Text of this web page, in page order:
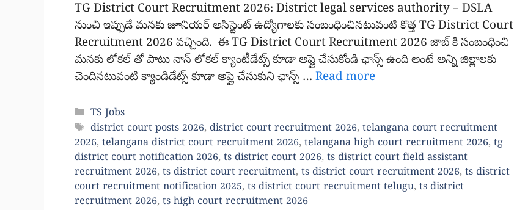
TG District Court Recruitment 2026: District legal services authority – DSLA
నుంచి ఇప్పుడే మనకు జూనియర్ అసిస్టెంట్ ఉద్యోగాలకు సంబంధించినటువంటి కొత్త TG District Court
Recruitment 2026 వచ్చింది. ఈ TG District Court Recruitment 2026 జాబ్ కి సంబంధించి
మనకు లోకల్ తో పాటు నాన్ లోకల్ క్యాంటీడేట్స్ కూడా అప్లై చేసుకోండి ఛాన్స్ ఉంది అంటే అన్ని జిల్లాలకు
చెందినటువంటి క్యాండిడేట్స్ కూడా అప్లై చేసుకుని ఛాన్స్ … Read more
Categories
TS Jobs
Tags
district court posts 2026, district court recruitment 2026, telangana court recruitment
2026, telangana district court recruitment 2026, telangana high court recruitment 2026, tg
district court notification 2026, ts district court 2026, ts district court field assistant
recruitment 2026, ts district court recruitment, ts district court recruitment 2026, ts district
court recruitment notification 2025, ts district court recruitment telugu, ts district
recruitment 2026, ts high court recruitment 2026